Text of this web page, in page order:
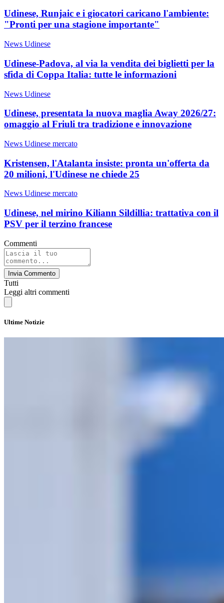
Udinese, Runjaic e i giocatori caricano l'ambiente:
"Pronti per una stagione importante"
News Udinese
Udinese-Padova, al via la vendita dei biglietti per la
sfida di Coppa Italia: tutte le informazioni
News Udinese
Udinese, presentata la nuova maglia Away 2026/27:
omaggio al Friuli tra tradizione e innovazione
News Udinese mercato
Kristensen, l'Atalanta insiste: pronta un'offerta da
20 milioni, l'Udinese ne chiede 25
News Udinese mercato
Udinese, nel mirino Kiliann Sildillia: trattativa con il
PSV per il terzino francese
Commenti
Invia Commento
Tutti
Leggi altri commenti
Ultime Notizie